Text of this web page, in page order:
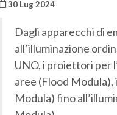
30 Lug 2024
Dagli apparecchi di
all’illuminazione
UNO, i proiettori per
aree (Flood
Modula) fino